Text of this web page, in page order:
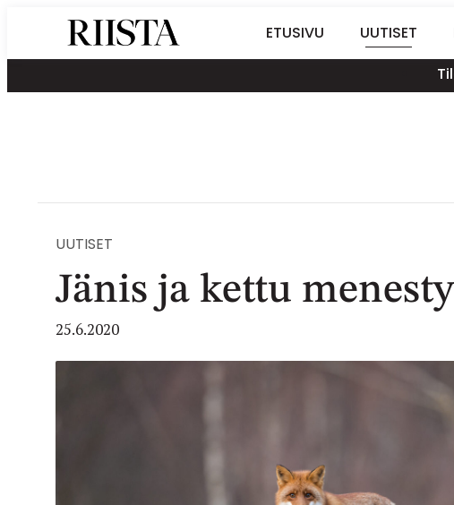
sisältöön
Riistalehti.fi
Metsästyksen
erikoislehti
ETUSIVU UUTISET
UUTISET
Jänis ja kettu
25.6.2020